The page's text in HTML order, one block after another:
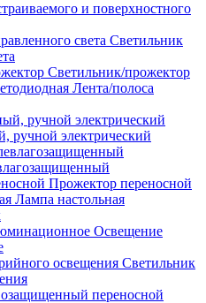
и поверхностного
Светильник
Светильник/прожектор
Лента/полоса
ручной электрический
Прожектор переносной
Лампа настольная
Освещение
Светильник
переносной